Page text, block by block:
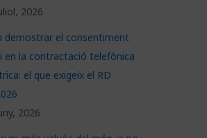
2026
demostrar el consentiment
en la contractació telefònica
el que exigeix el RD
2026